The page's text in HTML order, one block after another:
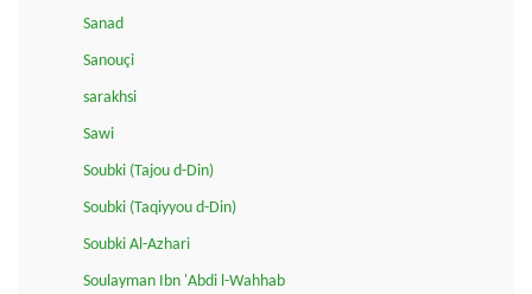
Sanad
Sanouçi
sarakhsi
Sawi
Soubki (Tajou d-Din)
Soubki (Taqiyyou d-Din)
Soubki Al-Azhari
Soulayman Ibn 'Abdi l-Wahhab